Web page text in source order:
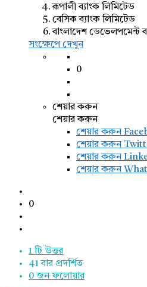
রূপালী ব্যাংক লিমিটেড
বেসিক ব্যাংক লিমিটেড
বাংলাদেশ ডেভেলপমেন্ট
সংক্ষেপে দেখুন
0
শেয়ার করুন
শেয়ার করুন
শেয়ার করুন
শেয়ার করুন
শেয়ার করুন
শেয়ার করুন
0
1 টি উত্তর
41বার প্রদর্শিত
0 জন ফলোয়ার